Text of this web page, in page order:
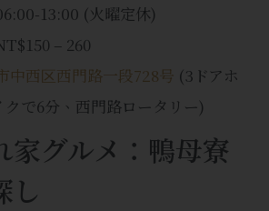
13:00 (火曜定休)
– 260
中西区西門路一段728号 (3ドアホ
クで6分、西門路ロータリー)
家グルメ：鴨母寮
し